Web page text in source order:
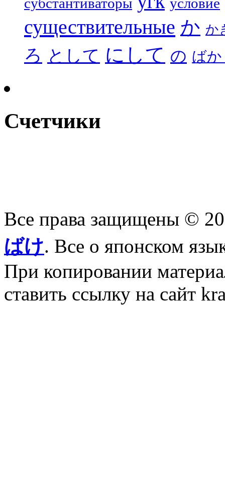
существительные か か
ろ として にして の ば
Счетчики
Все права защищены ©
ばけ. Все о японском
При копировании
ставить ссылку на сайт